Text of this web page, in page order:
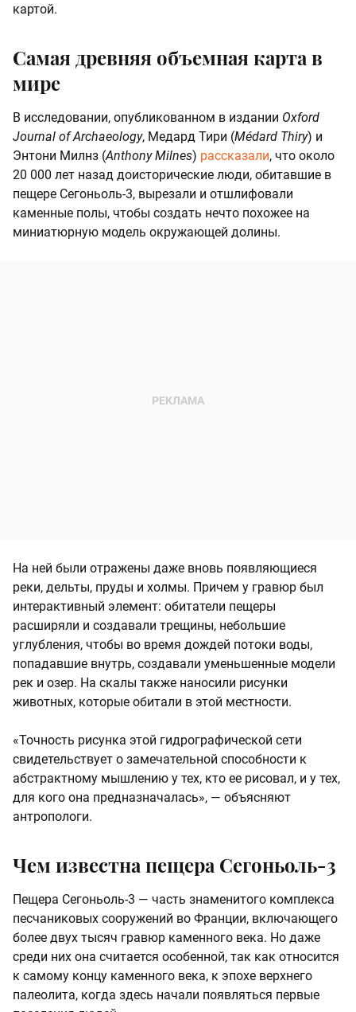
картой.
Самая древняя объемная карта в
мире
В исследовании, опубликованном в издании Oxford
Journal of Archaeology, Медард Тири (Médard Thiry) и
Энтони Милнз (Anthony Milnes) рассказали, что около
20 000 лет назад доисторические люди, обитавшие в
пещере Сегоньоль-3, вырезали и отшлифовали
каменные полы, чтобы создать нечто похожее на
миниатюрную модель окружающей долины.
На ней были отражены даже вновь появляющиеся
реки, дельты, пруды и холмы. Причем у гравюр был
интерактивный элемент: обитатели пещеры
расширяли и создавали трещины, небольшие
углубления, чтобы во время дождей потоки воды,
попадавшие внутрь, создавали уменьшенные модели
рек и озер. На скалы также наносили рисунки
животных, которые обитали в этой местности.
«Точность рисунка этой гидрографической сети
свидетельствует о замечательной способности к
абстрактному мышлению у тех, кто ее рисовал, и у тех,
для кого она предназначалась», — объясняют
антропологи.
Чем известна пещера Сегоньоль-3
Пещера Сегоньоль-3 — часть знаменитого комплекса
песчаниковых сооружений во Франции, включающего
более двух тысяч гравюр каменного века. Но даже
среди них она считается особенной, так как относится
к самому концу каменного века, к эпохе верхнего
палеолита, когда здесь начали появляться первые